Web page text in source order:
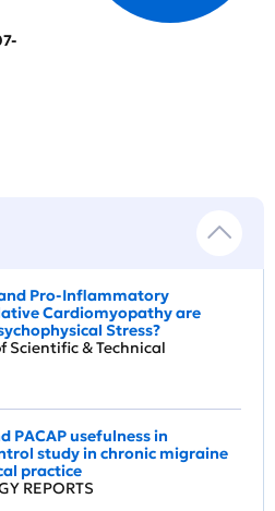
Pro-Inflammatory
Cardiomyopathy are
Stress?
Scientific & Technical
PACAP usefulness in
study in chronic migraine
practice
REPORTS